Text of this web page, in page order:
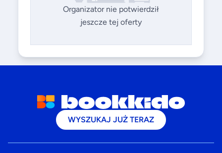
Organizator nie potwierdził
jeszcze tej oferty
WYSZUKAJ JUŻ TERAZ